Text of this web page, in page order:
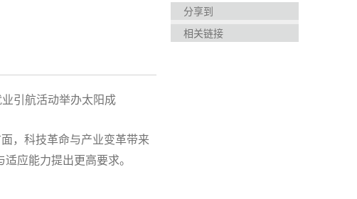
引航活动举办太阳成
，科技革命与产业变革带来
应能力提出更高要求。
分享到
相关链接